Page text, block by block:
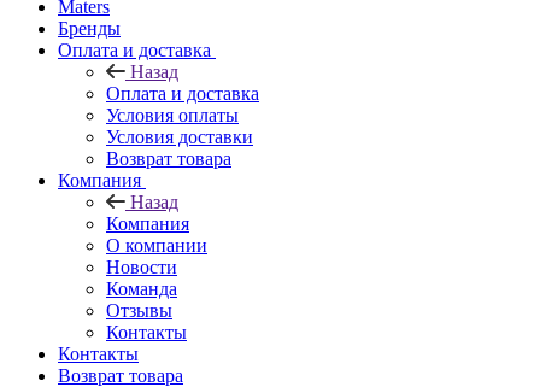
Maters
Бренды
Оплата и доставка
Назад
Оплата и доставка
Условия оплаты
Условия доставки
Возврат товара
Компания
Назад
Компания
О компании
Новости
Команда
Отзывы
Контакты
Контакты
Возврат товара